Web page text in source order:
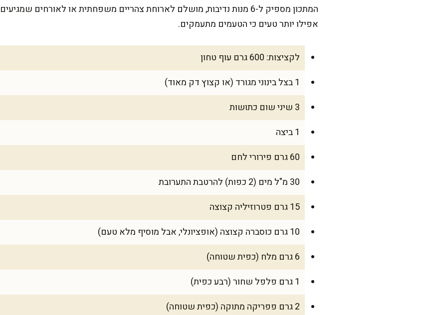
המתכון מספיק ל-6 מנות נדיבות, מושלם לארוחת צהריים משפחתית או לאורחים
אפילו יותר טעים כי הטעמים מתעמקים.
לקציצות: 600 גרם עוף טחון
1 בצל בינוני מגורד (או קצוץ דק מאוד)
3 שיני שום כתושות
1 ביצה
60 גרם פירורי לחם
30 מ"ל מים (2 כפות) להרטבת התערובת
15 גרם פטרוזיליה קצוצה
10 גרם כוסברה קצוצה (אופציונלי, אבל מוסיף מלא טעם)
6 גרם מלח (כפית שטוחה)
1 גרם פלפל שחור (רבע כפית)
2 גרם פפריקה מתוקה (כפית שטוחה)